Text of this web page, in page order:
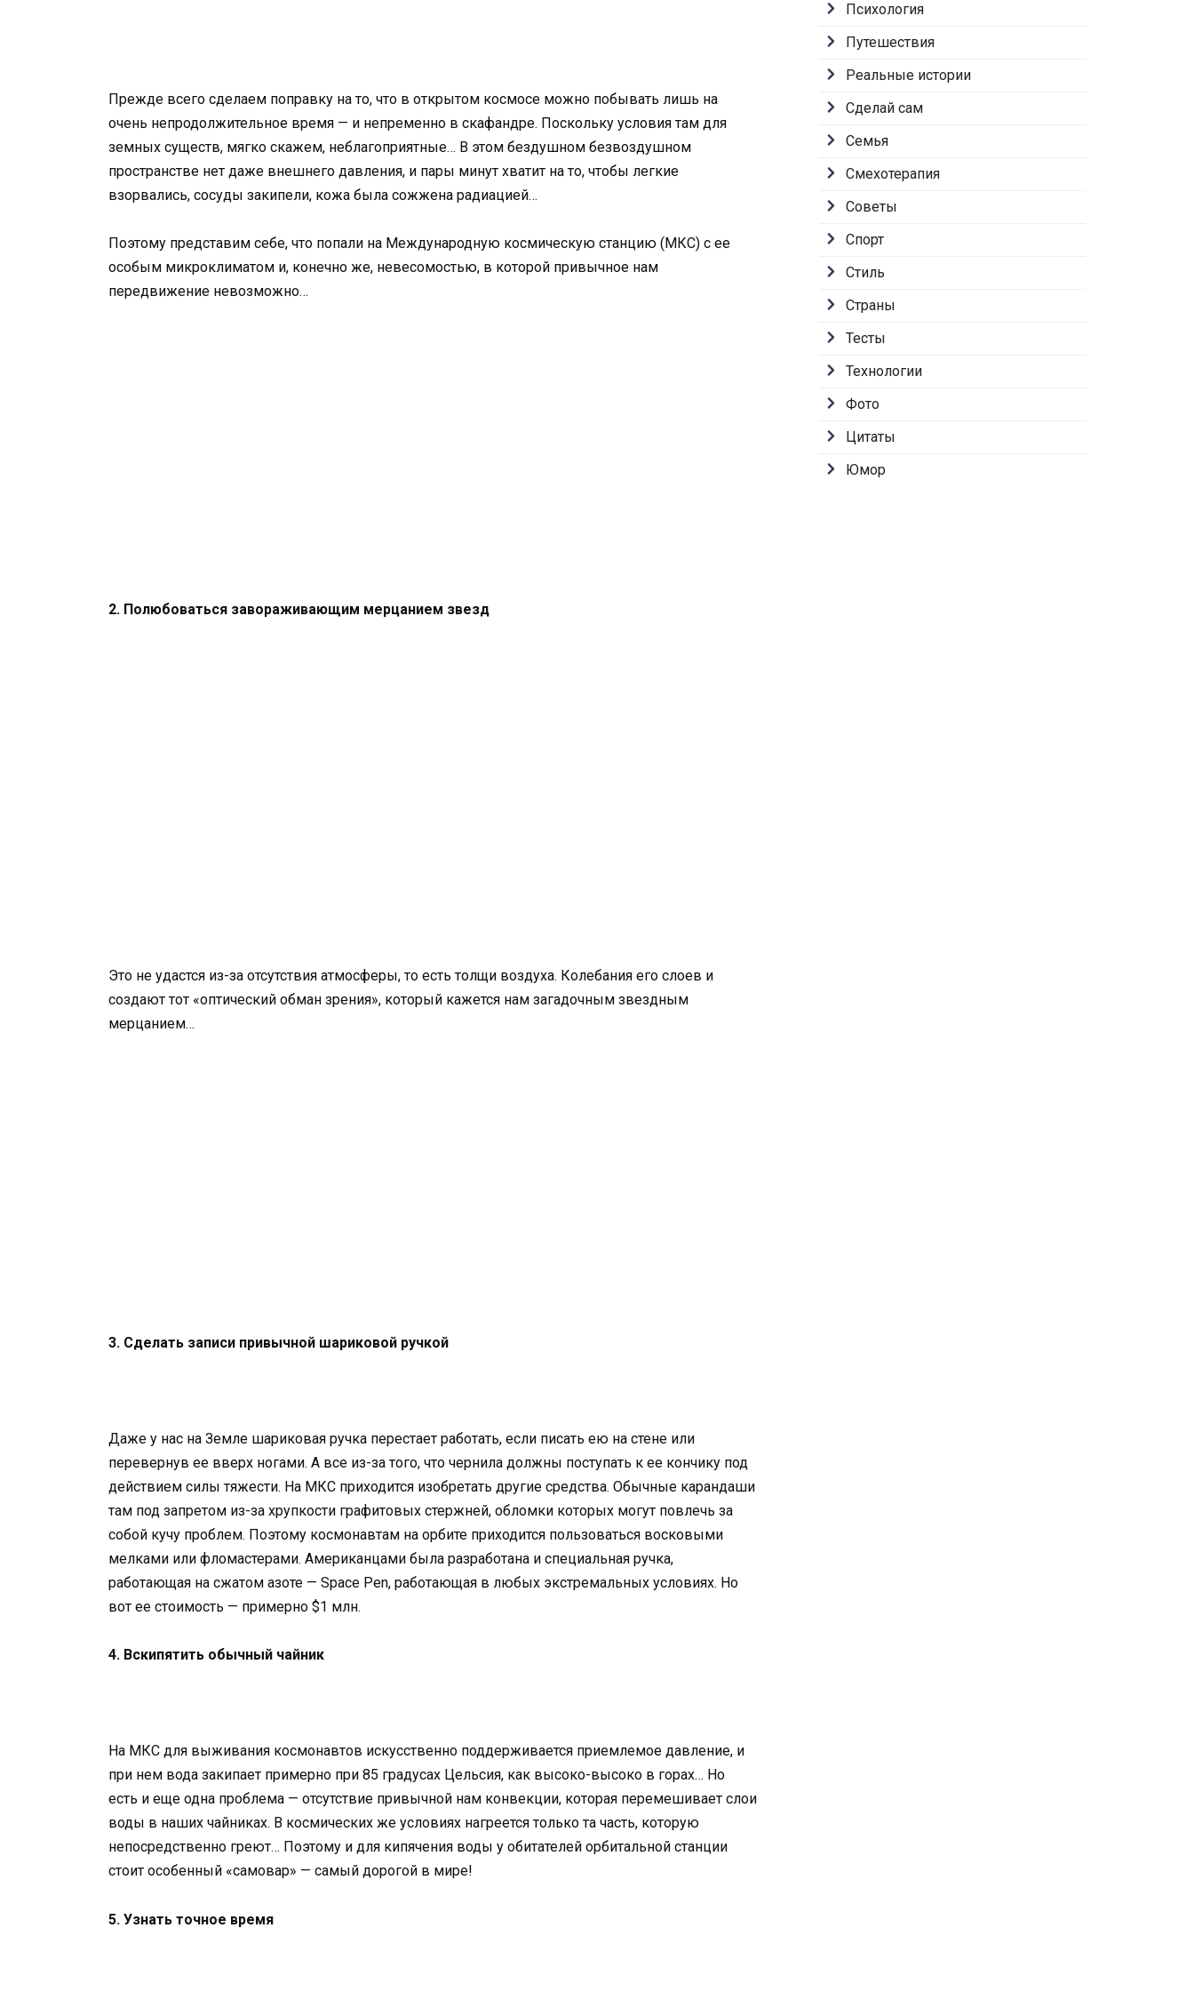
Прежде всего сделаем поправку на то, что в открытом космосе можно побывать лишь на
очень непродолжительное время — и непременно в скафандре. Поскольку условия там для
земных существ, мягко скажем, неблагоприятные… В этом бездушном безвоздушном
пространстве нет даже внешнего давления, и пары минут хватит на то, чтобы легкие
взорвались, сосуды закипели, кожа была сожжена радиацией…
Поэтому представим себе, что попали на Международную космическую станцию (МКС) с ее
особым микроклиматом и, конечно же, невесомостью, в которой привычное нам
передвижение невозможно…
2. Полюбоваться завораживающим мерцанием звезд
Это не удастся из-за отсутствия атмосферы, то есть толщи воздуха. Колебания его слоев и
создают тот «оптический обман зрения», который кажется нам загадочным звездным
мерцанием…
3. Сделать записи привычной шариковой ручкой
Даже у нас на Земле шариковая ручка перестает работать, если писать ею на стене или
перевернув ее вверх ногами. А все из-за того, что чернила должны поступать к ее кончику под
действием силы тяжести. На МКС приходится изобретать другие средства. Обычные карандаши
там под запретом из-за хрупкости графитовых стержней, обломки которых могут повлечь за
собой кучу проблем. Поэтому космонавтам на орбите приходится пользоваться восковыми
мелками или фломастерами. Американцами была разработана и специальная ручка,
работающая на сжатом азоте — Space Pen, работающая в любых экстремальных условиях. Но
вот ее стоимость — примерно $1 млн.
4. Вскипятить обычный чайник
На МКС для выживания космонавтов искусственно поддерживается приемлемое давление, и
при нем вода закипает примерно при 85 градусах Цельсия, как высоко-высоко в горах… Но
есть и еще одна проблема — отсутствие привычной нам конвекции, которая перемешивает слои
воды в наших чайниках. В космических же условиях нагреется только та часть, которую
непосредственно греют… Поэтому и для кипячения воды у обитателей орбитальной станции
стоит особенный «самовар» — самый дорогой в мире!
5. Узнать точное время
Психология
Путешествия
Реальные истории
Сделай сам
Семья
Смехотерапия
Советы
Спорт
Стиль
Страны
Тесты
Технологии
Фото
Цитаты
Юмор